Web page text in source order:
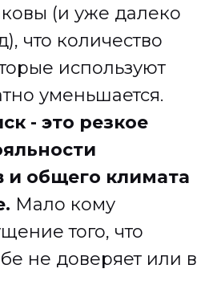
(и уже далеко
что количество
используют
уменьшается.
- это резкое
и общего климата
Мало кому
того, что
не доверяет или в